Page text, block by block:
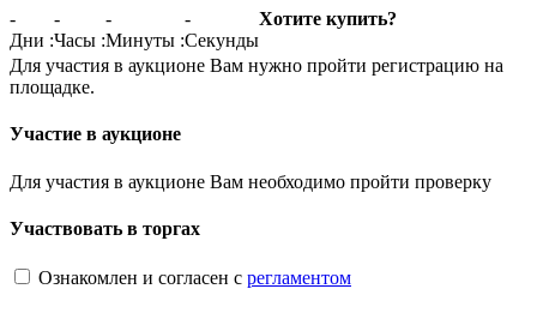
-
Дни :
-
Часы :
-
Минуты :
-
Секунды
Хотите купить?
Для участия в аукционе Вам нужно пройти регистрацию на
площадке.
Участие в аукционе
Для участия в аукционе Вам необходимо пройти проверку
Участвовать в торгах
Ознакомлен и согласен с регламентом